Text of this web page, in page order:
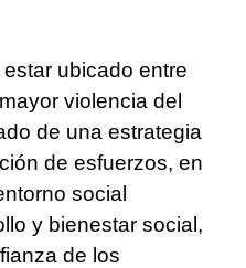
ubicado entre
violencia del
de una estrategia
de esfuerzos, en
social
y bienestar social,
de los